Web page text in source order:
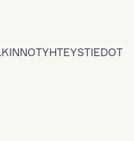
YHTEYSTIEDOT